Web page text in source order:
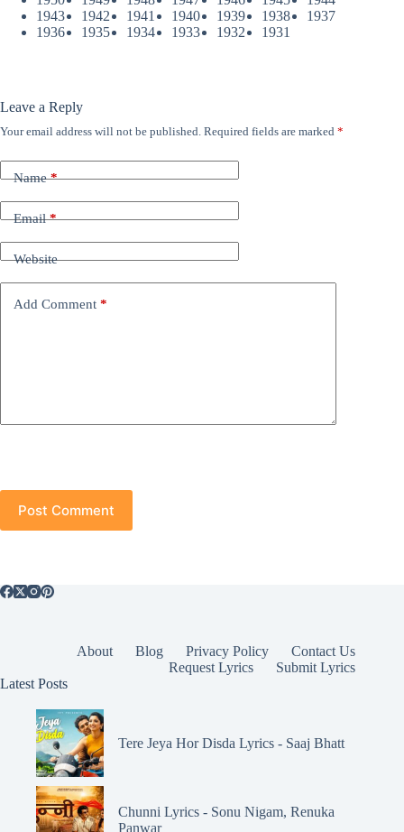
1943
1942 1941 1940 1939 1938
1937
1936
1935 1934 1933 1932 1931
Leave a Reply
Your email address will not be published. Required fields are marked *
Name*
Email*
Website
Add Comment *
Post Comment
About Blog Privacy Policy
Contact Us
Request Lyrics
Submit Lyrics
Latest Posts
Tere Jeya Hor Disda Lyrics - Saaj Bhatt
Chunni Lyrics - Sonu Nigam, Renuka
Panwar